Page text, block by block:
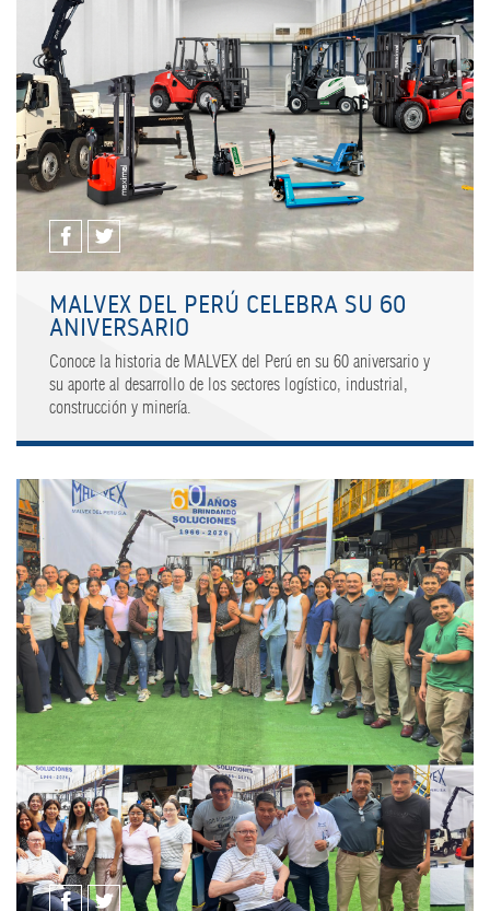
MALVEX DEL PERÚ CELEBRA SU 60
ANIVERSARIO
Conoce la historia de MALVEX del Perú en su 60 aniversario y
su aporte al desarrollo de los sectores logístico, industrial,
construcción y minería.